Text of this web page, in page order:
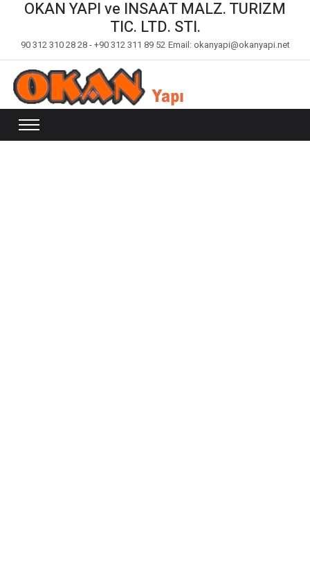
OKAN YAPI ve INSAAT MALZ. TURIZM
TIC. LTD. STI.
90 312 310 28 28 - +90 312 311 89 52 Email: okanyapi@okanyapi.net